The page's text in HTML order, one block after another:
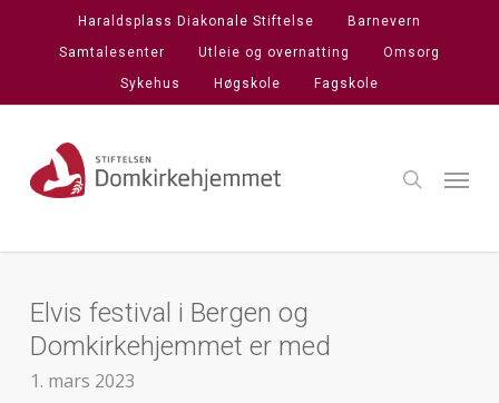
content
Haraldsplass Diakonale Stiftelse
Barnevern
Samtalesenter
Utleie og overnatting
Omsorg
Sykehus
Høgskole Fagskole
Menu
Elvis festival i Bergen og
Domkirkehjemmet er med
1. mars 2023